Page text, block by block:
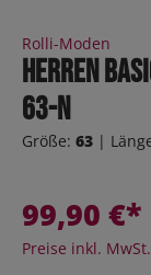
Rolli-Moden
Herren
63-N
Größe: 63 |
99,90 €*
Preise inkl.